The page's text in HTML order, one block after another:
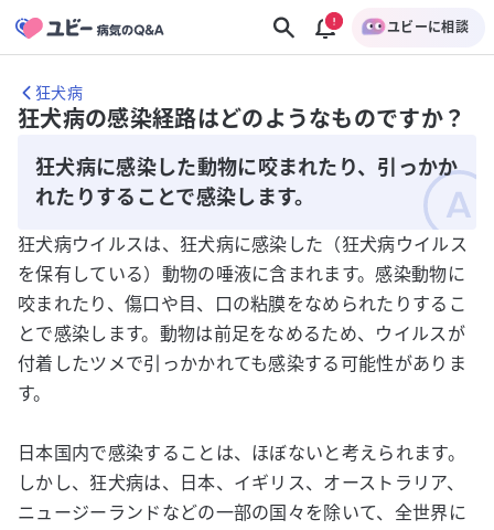
ユビーに相談
狂犬病
狂犬病の感染経路はどのようなものですか？
狂犬病に感染した動物に咬まれたり、引っかか
れたりすることで感染します。
狂犬病ウイルスは、狂犬病に感染した（狂犬病ウイルス
を保有している）動物の唾液に含まれます。感染動物に
咬まれたり、傷口や目、口の粘膜をなめられたりするこ
とで感染します。動物は前足をなめるため、ウイルスが
付着したツメで引っかかれても感染する可能性がありま
す。
日本国内で感染することは、ほぼないと考えられます。
しかし、狂犬病は、日本、イギリス、オーストラリア、
ニュージーランドなどの一部の国々を除いて、全世界に